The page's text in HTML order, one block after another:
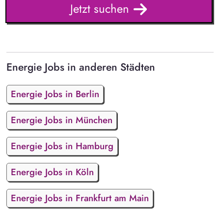
Jetzt suchen
Energie Jobs in anderen Städten
Energie Jobs in Berlin
Energie Jobs in München
Energie Jobs in Hamburg
Energie Jobs in Köln
Energie Jobs in Frankfurt am Main